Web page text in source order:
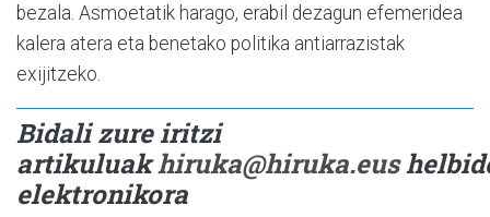
bezala. Asmoetatik harago, erabil dezagun efemeridea
kalera atera eta benetako politika antiarrazistak
exijitzeko.
Bidali zure iritzi
artikuluakhiruka@hiruka.eus
elektronikora